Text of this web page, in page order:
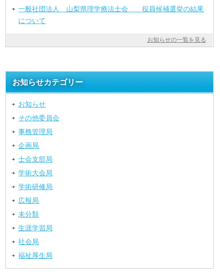
一般社団法人 山梨県理学療法士会 役員候補選挙の結果
について
お知らせの一覧を見る
お知らせカテゴリー
お知らせ
その他委員会
事務管理局
企画局
士会支部局
学術大会局
学術研修局
広報局
未分類
生涯学習局
社会局
福祉厚生局